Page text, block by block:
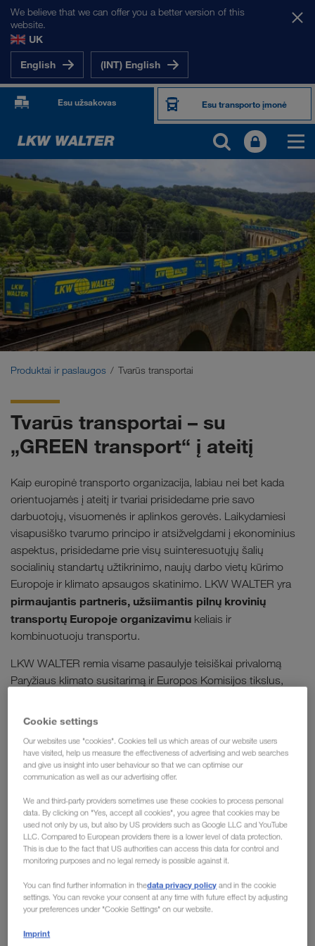
We believe that we can offer you a better version of this
website.
UK
English
(INT) English
Esu užsakovas Esu transporto įmonė
PRODUKTAI IR PASLAUGOS
Kelių transportas
Skaitmeniniai sprendimai
Kombinuotasis transportas
Tvarūs transportai
Sektorių sprendimai
Produktai ir paslaugos Tvarūs transportai
Tvarūs transportai – su
„GREEN transport“ į ateitį
Kaip europinė transporto organizacija, labiau nei bet kada
orientuojamės į ateitį ir tvariai prisidedame prie savo
darbuotojų, visuomenės ir aplinkos gerovės. Laikydamiesi
visapusiško tvarumo principo ir atsižvelgdami į ekonominius
aspektus, prisidedame prie visų suinteresuotųjų šalių
socialinių standartų užtikrinimo, naujų darbo vietų kūrimo
Europoje ir klimato apsaugos skatinimo. LKW WALTER yra
pirmaujantis partneris, užsiimantis pilnų krovinių
transportų Europoje organizavimu keliais ir
kombinuotuoju transportu.
LKW WALTER remia visame pasaulyje teisiškai privalomą
Paryžiaus klimato susitarimą ir Europos Komisijos tikslus,
laikytis visame pasaulyje pripažintos iniciatyvos „Science
Based Target Initiative“ (SBTi), kuri mums bus aiškus
orientyras šiame sudėtingame kelyje.
Vienas iš mūsų įmonės tikslų
yra visapusiškai saugoti
aplinką visose įmonės veiklos
srityse.
Cookie settings
Our websites use "cookies". Cookies tell us which areas of our website users
have visited, help us measure the effectiveness of advertising and web searches
and give us insight into user behaviour so that we can optimise our
communication as well as our advertising offer.
We and third-party providers sometimes use these cookies to process personal
data. By clicking on "Yes, accept all cookies", you agree that cookies may be
used not only by us, but also by US providers such as Google LLC and YouTube
LLC. Compared to European providers there is a lower level of data protection.
This is due to the fact that US authorities can access this data for control and
monitoring purposes and no legal remedy is possible against it.
You can find further information in thedata privacy policy and in the cookie
settings. You can revoke your consent at any time with future effect by adjusting
your preferences under "Cookie Settings" on our website.
Imprint